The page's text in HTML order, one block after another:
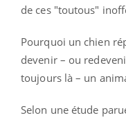
de ces "toutous"
Pourquoi un chien
devenir – ou
toujours là – un
Selon une étude